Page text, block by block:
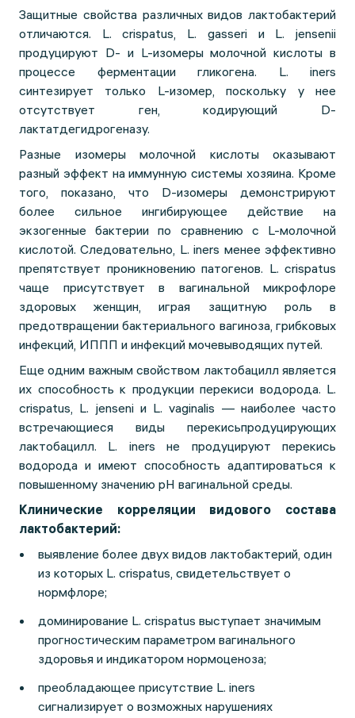
Защитные свойства различных видов лактобактерий
отличаются. L. crispatus, L. gasseri и L. jensenii
продуцируют D- и L-изомеры молочной кислоты в
процессе ферментации гликогена. L. iners
синтезирует только L-изомер, поскольку у нее
отсутствует ген, кодирующий D-
лактатдегидрогеназу.
Разные изомеры молочной кислоты оказывают
разный эффект на иммунную системы хозяина. Кроме
того, показано, что D-изомеры демонстрируют
более сильное ингибирующее действие на
экзогенные бактерии по сравнению с L-молочной
кислотой. Следовательно, L. iners менее эффективно
препятствует проникновению патогенов. L. crispatus
чаще присутствует в вагинальной микрофлоре
здоровых женщин, играя защитную роль в
предотвращении бактериального вагиноза, грибковых
инфекций, ИППП и инфекций мочевыводящих путей.
Еще одним важным свойством лактобацилл является
их способность к продукции перекиси водорода. L.
crispatus, L. jenseni и L. vaginalis — наиболее часто
встречающиеся виды перекисьпродуцирующих
лактобацилл. L. iners не продуцируют перекись
водорода и имеют способность адаптироваться к
повышенному значению pH вагинальной среды.
Клинические корреляции видового состава
лактобактерий:
выявление более двух видов лактобактерий, один
из которых L. crispatus, свидетельствует о
нормфлоре;
доминирование L. crispatus выступает значимым
прогностическим параметром вагинального
здоровья и индикатором нормоценоза;
преобладающее присутствие L. iners
сигнализирует о возможных нарушениях